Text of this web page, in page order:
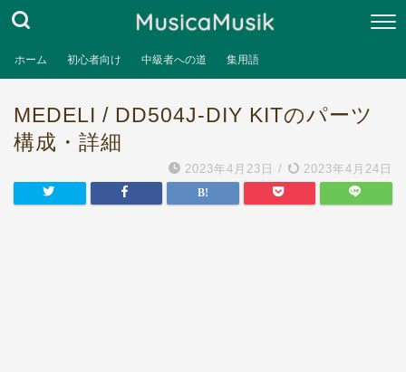
ホーム 初心者向け 中級者への道 集用語
MEDELI / DD504J-DIY KITのパーツ
構成・詳細
2023年4月23日 / 2023年4月24日